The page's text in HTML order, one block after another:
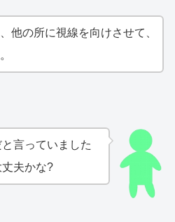
他の所に視線を向けさせて、
言っていました
夫かな?